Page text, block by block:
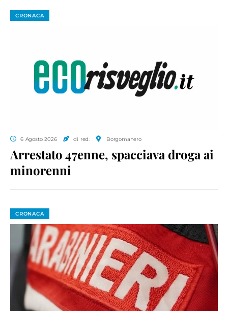
CRONACA
6 Agosto 2026 di red. Borgomanero
Arrestato 47enne, spacciava droga ai
minorenni
CRONACA